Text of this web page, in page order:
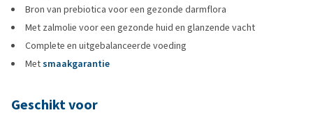
Bron van prebiotica voor een gezonde darmflora
Met zalmolie voor een gezonde huid en glanzende vacht
Complete en uitgebalanceerde voeding
Metsmaakgarantie
Geschikt voor